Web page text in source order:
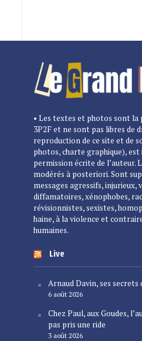
• Les textes et photos sont la
3P2F et ne sont pas libres de
reproduction de ce site et de
photos, charte graphique),
permission écrite de l’auteur.
modérés à posteriori. Sont
messages agressifs, injurieux,
diffamatoires, xénophobes,
révisionnistes, sexistes,
haine, à la violence et
humaines.
Live
Arnaud Davin, ses secrets
6 août 2026
Chez Paul, aux Goudes,
pas pris une ride
3 août 2026